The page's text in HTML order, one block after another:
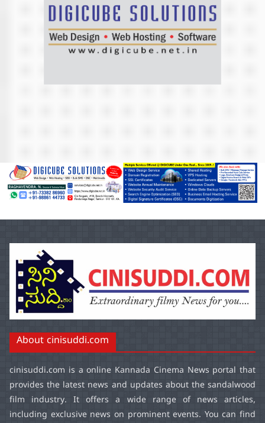
About cinisuddi.com
cinisuddi.com is a online Kannada Cinema News portal that
provides the latest news and updates about the sandalwood
film industry. It offers a wide range of news articles,
including exclusive news on prominent events. You can find